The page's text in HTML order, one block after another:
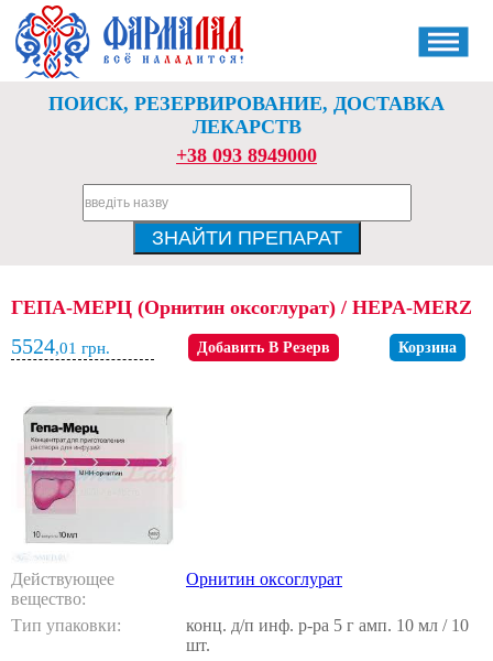
ПОИСК, РЕЗЕРВИРОВАНИЕ, ДОСТАВКА
ЛЕКАРСТВ
+38 093 8949000
ГЕПА-МЕРЦ (Орнитин оксоглурат) / HEPA-MERZ
5524,01 грн. Добавить В Резерв Корзина
Действующее
вещество:
Орнитин оксоглурат
Тип упаковки:
конц. д/п инф. р-ра 5 г амп. 10 мл / 10
шт.